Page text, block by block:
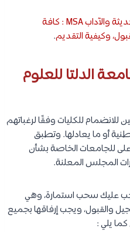
جامعة أكتوبر للعلوم الحديثة والآداب MSA : كافة
وكيفية التقديم.
الدلتا للعلوم
للكليات وفقًا لرغباتهم
أو ما يعادلها. وتطبق
للجامعات الخاصة بشأن
المجلس المعلنة.
عليك سحب استمارة، وهي
والقبول، ويجب إرفاقها بجميع
يلي :